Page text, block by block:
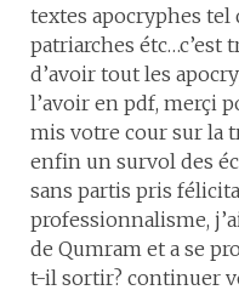
textes apocryphes tel
patriarches étc…c’est
d’avoir tout les
l’avoir en pdf, merçi
mis votre cour sur la
enfin un survol des
sans partis pris
professionnalisme,
de Qumram et a se
t-il sortir? continuer